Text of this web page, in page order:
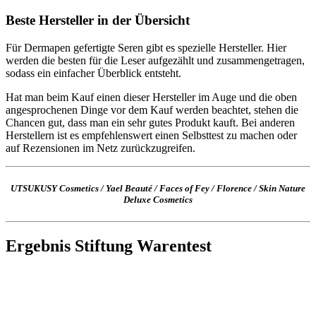
Beste Hersteller in der Übersicht
Für Dermapen gefertigte Seren gibt es spezielle Hersteller. Hier
werden die besten für die Leser aufgezählt und zusammengetragen,
sodass ein einfacher Überblick entsteht.
Hat man beim Kauf einen dieser Hersteller im Auge und die oben
angesprochenen Dinge vor dem Kauf werden beachtet, stehen die
Chancen gut, dass man ein sehr gutes Produkt kauft. Bei anderen
Herstellern ist es empfehlenswert einen Selbsttest zu machen oder
auf Rezensionen im Netz zurückzugreifen.
UTSUKUSY Cosmetics / Yael Beauté / Faces of Fey / Florence / Skin Nature
Deluxe Cosmetics
Ergebnis Stiftung Warentest